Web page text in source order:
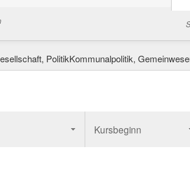
PolitikKommunalpolitik,
Kursbeginn